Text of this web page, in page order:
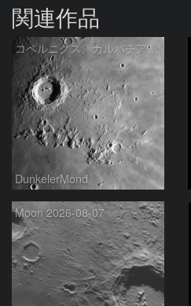
関連作品
コペルニクス、カルパチア山脈付近
DunkelerMond
Moon 2026-08-07